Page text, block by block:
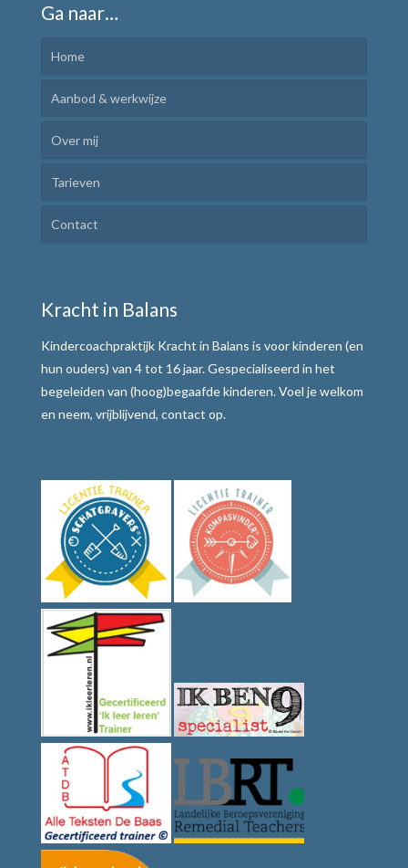
Ga naar…
Home
Aanbod & werkwijze
Kindercoaching
Ik Leer Leren
Plannen en uitvoeren
Weerbaar communiceren
Werkwijze
Alle teksten de baas
Over mij
Tarieven
Contact
Kracht in Balans
Kindercoachpraktijk Kracht in Balans is voor kinderen (en
hun ouders) van 4 tot 16 jaar. Gespecialiseerd in het
begeleiden van (hoog)begaafde kinderen. Voel je welkom
en neem, vrijblijvend, contact op.